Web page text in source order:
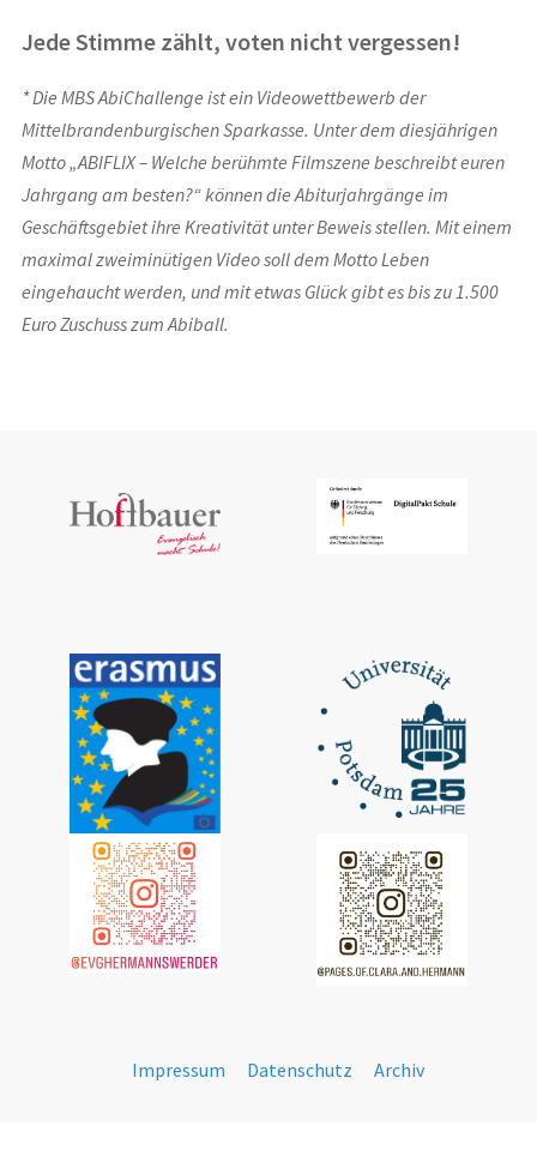
Jede Stimme zählt, voten nicht vergessen!
* Die MBS AbiChallenge ist ein Videowettbewerb der
Mittelbrandenburgischen Sparkasse. Unter dem diesjährigen
Motto „ABIFLIX – Welche berühmte Filmszene beschreibt euren
Jahrgang am besten?“ können die Abiturjahrgänge im
Geschäftsgebiet ihre Kreativität unter Beweis stellen. Mit einem
maximal zweiminütigen Video soll dem Motto Leben
eingehaucht werden, und mit etwas Glück gibt es bis zu 1.500
Euro Zuschuss zum Abiball.
Impressum Datenschutz Archiv